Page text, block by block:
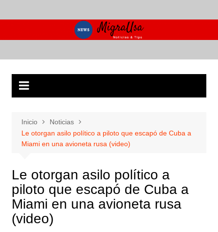
al
Inicio
Noticias
Le otorgan asilo político a piloto que escapó de Cuba a
Miami en una avioneta rusa (video)
Le otorgan asilo político a
piloto que escapó de Cuba a
Miami en una avioneta rusa
(video)